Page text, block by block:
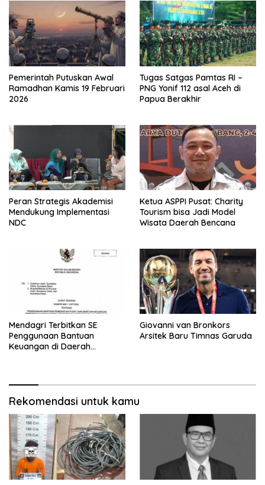
Pemerintah Putuskan Awal
Ramadhan Kamis 19 Februari
2026
Tugas Satgas Pamtas RI –
PNG Yonif 112 asal Aceh di
Papua Berakhir
Peran Strategis Akademisi
Mendukung Implementasi
NDC
Ketua ASPPI Pusat: Charity
Tourism bisa Jadi Model
Wisata Daerah Bencana
Mendagri Terbitkan SE
Penggunaan Bantuan
Keuangan di Daerah
Giovanni van Bronkors
Arsitek Baru Timnas Garuda
Rekomendasi untuk kamu